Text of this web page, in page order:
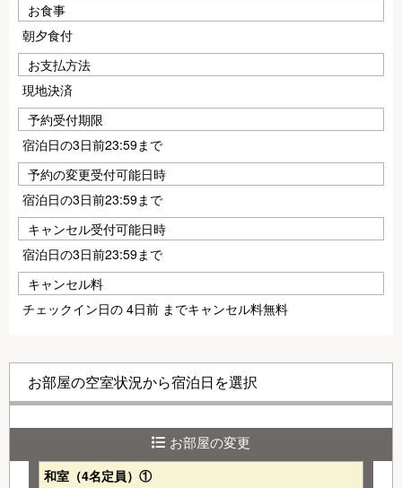
お食事
朝夕食付
お支払方法
現地決済
予約受付期限
宿泊日の3日前23:59まで
予約の変更受付可能日時
宿泊日の3日前23:59まで
キャンセル受付可能日時
宿泊日の3日前23:59まで
キャンセル料
チェックイン日の 4日前 までキャンセル料無料
お部屋の空室状況から宿泊日を選択
お部屋の変更
和室（4名定員）①